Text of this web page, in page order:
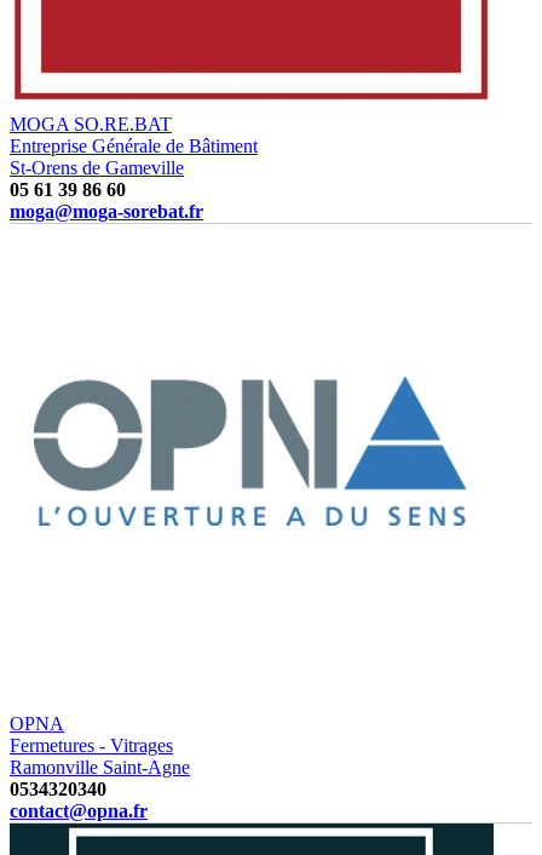
MOGA SO.RE.BAT
Entreprise Générale de Bâtiment
St-Orens de Gameville
05 61 39 86 60
moga@moga-sorebat.fr
OPNA
Fermetures - Vitrages
Ramonville Saint-Agne
0534320340
contact@opna.fr